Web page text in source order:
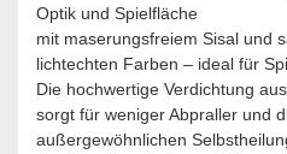
Optik und Spielfläche
mit maserungsfreiem Sisal und
lichtechten Farben – ideal für
Die hochwertige Verdichtung
sorgt für weniger Abpraller und
außergewöhnlichen